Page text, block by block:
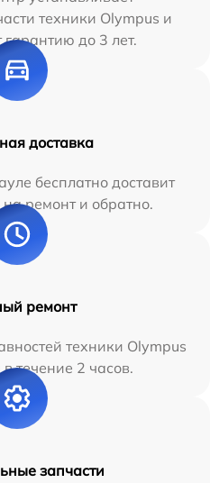
техники Olympus и
гарантию до 3 лет.
доставка
бесплатно доставит
ремонт и обратно.
ремонт
техники Olympus
течение 2 часов.
запчасти